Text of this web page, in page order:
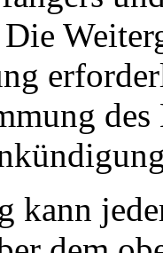
kann